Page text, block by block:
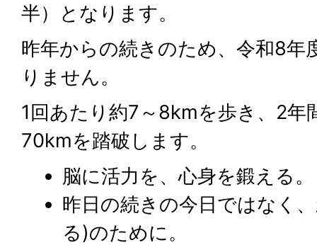
半）となります。
昨年からの続きのため、令和8年
りません。
1回あたり約7～8kmを歩き、2年
70kmを踏破します。
脳に活力を、心身を鍛える。
昨日の続きの今日ではなく
る)のために。